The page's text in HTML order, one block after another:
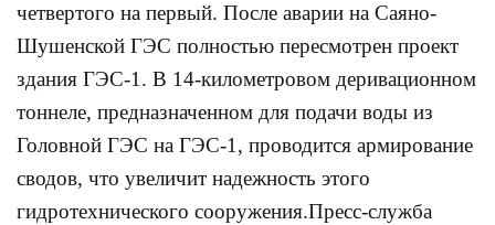
четвертого на первый. После аварии на Саяно-
Шушенской ГЭС полностью пересмотрен проект
здания ГЭС-1. В 14-километровом деривационном
тоннеле, предназначенном для подачи воды из
Головной ГЭС на ГЭС-1, проводится армирование
сводов, что увеличит надежность этого
гидротехнического сооружения.Пресс-служба